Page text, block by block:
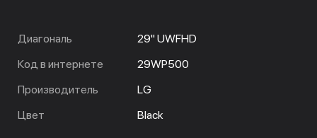
Диагональ
29" UWFHD
Код в интернете
29WP500
Производитель
LG
Цвет
Black